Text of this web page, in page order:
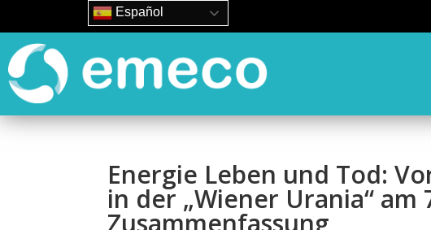
Energie Leben und Tod:
in der „Wiener Urania“ am
Zusammenfassung
Español